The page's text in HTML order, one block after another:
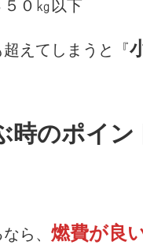
５０㎏以下
えてしまうと『
時のポイン
ら、 燃費が良